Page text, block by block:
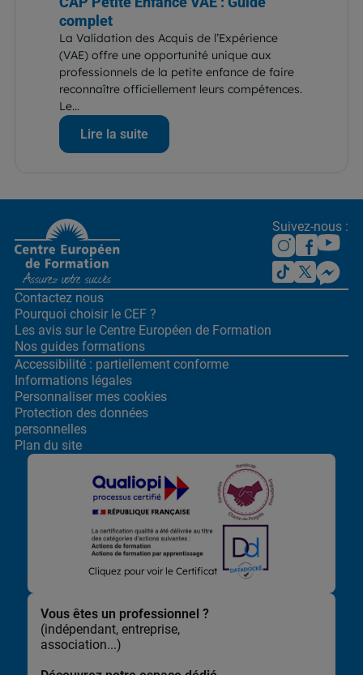
complet
La Validation des Acquis de l’Expérience
(VAE) offre une opportunité unique aux
professionnels de la petite enfance de faire
reconnaître officiellement leurs compétences.
Le...
Lire la suite
Suivez-nous :
Cliquez pour voir le Certificat
Contactez nous
Pourquoi choisir le CEF ?
Les avis sur le Centre Européen de Formation
Nos guides formations
Accessibilité : partiellement conforme
Informations légales
Personnaliser mes cookies
Protection des données
personnelles
Plan du site
Vous êtes un professionnel ?
(indépendant, entreprise,
association...)
Lors de la navigation sur notre site, nous recueillons et traitons
des données vous concernant qui nous permettent de vous
de vous adresser, directement ou via des partenaires, des
communications et publicités personnalisées et de mesurer
leur efficacité. Elles nous permettent également d’adapter le
contenu de notre site à vos préférences, de vous faciliter le